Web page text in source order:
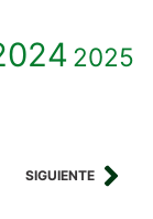
2025
SIGUIENTE